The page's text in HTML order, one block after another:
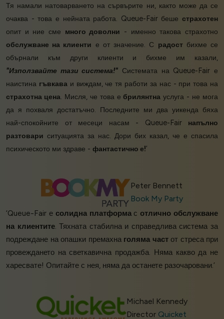
Тя намали натоварването на сървърите ни, както може да се
очаква - това е нейната работа. Queue-Fair беше страхотен
опит и ние сме много доволни - именно такова страхотно
обслужване на клиенти е от значение. С радостбихме се
обърнали към други клиенти и бихме им казали,
"Използвайте тази система!" Системата на Queue-Fair е
наистина гъвкава и виждам, че тя работи за нас - при това на
страхотна цена . Мисля, че това е брилянтна услуга - не мога
да я похваля достатъчно. Последните ми два уикенда бяха
най-спокойните от месеци насам - Queue-Fair напълно
разтовари ситуацията за нас. Дори бих казал, че е спасила
психическото ми здраве - фантастично е!’
Peter Bennett
Book My Party
‘Queue-Fair е солидна платформасотлично обслужване
на клиентите. Тяхната стабилна и справедлива система за
подреждане на опашки премахна голяма частот стреса при
провеждането на светкавична продажба. Няма какво да не
харесвате! Опитайте с нея, няма да останете разочаровани.’
Michael Kennedy
Director Quicket